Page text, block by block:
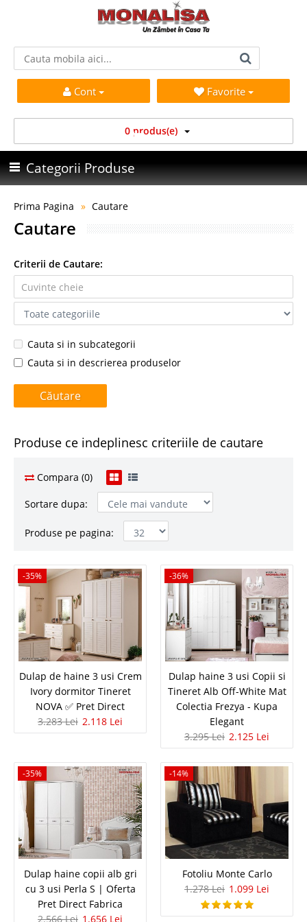
Cont Favorite
0 produs(e)
Categorii Produse
Prima Pagina Cautare
Cautare
Criterii de Cautare:
Cauta si in subcategorii
Cauta si in descrierea produselor
Produse ce indeplinesc criteriile de cautare
Compara (0)
Sortare dupa:
Produse pe pagina:
-35%
Dulap de haine 3 usi Crem Ivory
dormitor Tineret NOVA ✅ Pret Direct
Dulap Haine 3 Usi NOVA Ivory – Organizare Smart pentru Copii si
Tineret ✅ Pret direct de Fabrica KUPA Dulapul cu 3 usi din colectia NOVA
de la Kupa Genc este solutia ideala pentru amenajare eleganta camere de
copii si tineri, ofera un mix perfect intre estetica..
3.283 Lei
Pret Redus 2.118 Lei
Vezi Detalii
Adauga la Favorite
-35%
Dulap de haine 3 usi Crem
Ivory dormitor Tineret
NOVA ✅ Pret Direct
3.283 Lei 2.118 Lei
-36%
Dulap haine 3 usi Copii si
Tineret Alb Off-White Mat
Colectia Frezya - Kupa
Elegant
3.295 Lei 2.125 Lei
-35%
Dulap haine copii alb gri
cu 3 usi Perla S | Oferta
Pret Direct Fabrica
2.566 Lei 1.656 Lei
-14%
Fotoliu Monte Carlo
1.278 Lei 1.099 Lei